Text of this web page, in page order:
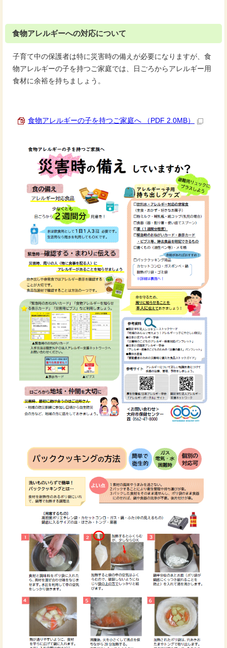
食物アレルギーへの対応について
子育て中の保護者は特に災害時の備えが必要になりますが、食
物アレルギーの子を持つご家庭では、日ごろからアレルギー用
食材に余裕を持ちましょう。
食物アレルギーの子を持つご家庭へ （PDF 2.0MB）